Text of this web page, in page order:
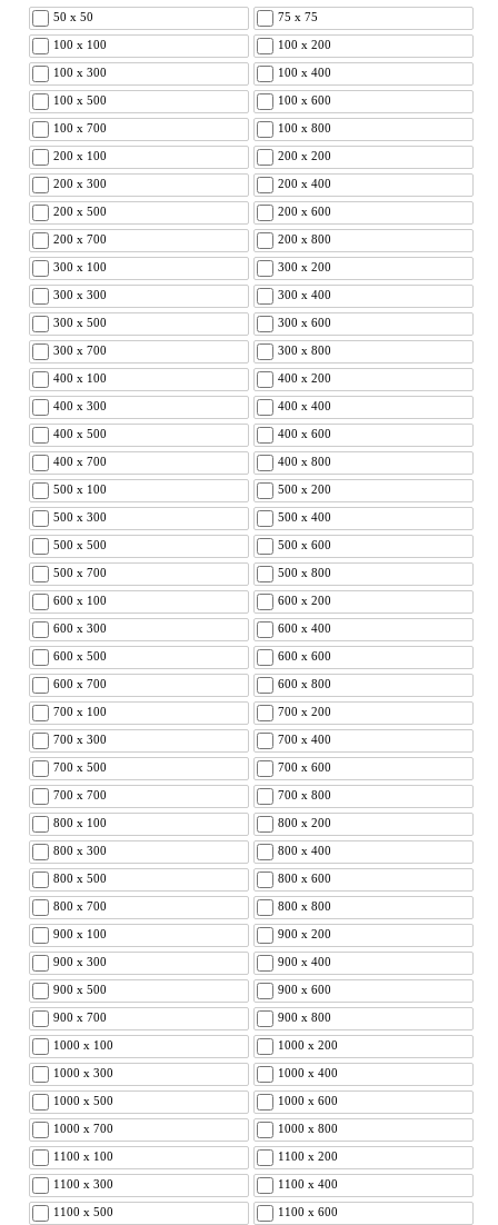
50 x 50 75 x 75
100 x 100 100 x 200
100 x 300 100 x 400
100 x 500 100 x 600
100 x 700 100 x 800
200 x 100 200 x 200
200 x 300 200 x 400
200 x 500 200 x 600
200 x 700 200 x 800
300 x 100 300 x 200
300 x 300 300 x 400
300 x 500 300 x 600
300 x 700 300 x 800
400 x 100 400 x 200
400 x 300 400 x 400
400 x 500 400 x 600
400 x 700 400 x 800
500 x 100 500 x 200
500 x 300 500 x 400
500 x 500 500 x 600
500 x 700 500 x 800
600 x 100 600 x 200
600 x 300 600 x 400
600 x 500 600 x 600
600 x 700 600 x 800
700 x 100 700 x 200
700 x 300 700 x 400
700 x 500 700 x 600
700 x 700 700 x 800
800 x 100 800 x 200
800 x 300 800 x 400
800 x 500 800 x 600
800 x 700 800 x 800
900 x 100 900 x 200
900 x 300 900 x 400
900 x 500 900 x 600
900 x 700 900 x 800
1000 x 100 1000 x 200
1000 x 300 1000 x 400
1000 x 500 1000 x 600
1000 x 700 1000 x 800
1100 x 100 1100 x 200
1100 x 300 1100 x 400
1100 x 500 1100 x 600